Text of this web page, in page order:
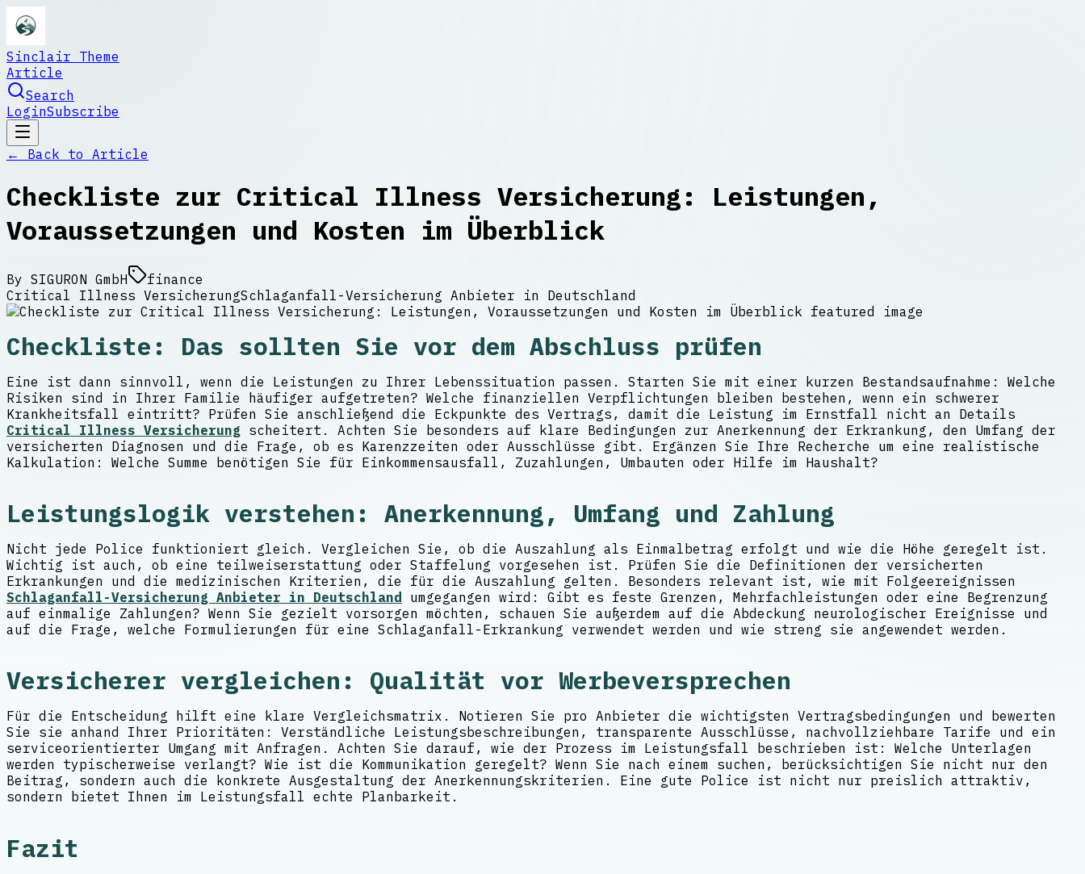
Sinclair Theme
Article
Search
LoginSubscribe
← Back to Article
Checkliste zur Critical Illness Versicherung: Leistungen,
Voraussetzungen und Kosten im Überblick
By SIGURON GmbH
finance
Critical Illness VersicherungSchlaganfall-Versicherung Anbieter in Deutschland
Checkliste: Das sollten Sie vor dem Abschluss prüfen
Eine ist dann sinnvoll, wenn die Leistungen zu Ihrer Lebenssituation passen. Starten Sie mit einer kurzen Bestandsaufnahme: Welche
Risiken sind in Ihrer Familie häufiger aufgetreten? Welche finanziellen Verpflichtungen bleiben bestehen, wenn ein schwerer
Krankheitsfall eintritt? Prüfen Sie anschließend die Eckpunkte des Vertrags, damit die Leistung im Ernstfall nicht an Details
Critical Illness Versicherung scheitert. Achten Sie besonders auf klare Bedingungen zur Anerkennung der Erkrankung, den Umfang der
versicherten Diagnosen und die Frage, ob es Karenzzeiten oder Ausschlüsse gibt. Ergänzen Sie Ihre Recherche um eine realistische
Kalkulation: Welche Summe benötigen Sie für Einkommensausfall, Zuzahlungen, Umbauten oder Hilfe im Haushalt?
Leistungslogik verstehen: Anerkennung, Umfang und Zahlung
Nicht jede Police funktioniert gleich. Vergleichen Sie, ob die Auszahlung als Einmalbetrag erfolgt und wie die Höhe geregelt ist.
Wichtig ist auch, ob eine teilweiserstattung oder Staffelung vorgesehen ist. Prüfen Sie die Definitionen der versicherten
Erkrankungen und die medizinischen Kriterien, die für die Auszahlung gelten. Besonders relevant ist, wie mit Folgeereignissen
Schlaganfall-Versicherung Anbieter in Deutschland
umgegangen wird: Gibt es feste Grenzen, Mehrfachleistungen oder eine Begrenzung
auf einmalige Zahlungen? Wenn Sie gezielt vorsorgen möchten, schauen Sie außerdem auf die Abdeckung neurologischer Ereignisse und
auf die Frage, welche Formulierungen für eine Schlaganfall-Erkrankung verwendet werden und wie streng sie angewendet werden.
Versicherer vergleichen: Qualität vor Werbeversprechen
Für die Entscheidung hilft eine klare Vergleichsmatrix. Notieren Sie pro Anbieter die wichtigsten Vertragsbedingungen und bewerten
Sie sie anhand Ihrer Prioritäten: Verständliche Leistungsbeschreibungen, transparente Ausschlüsse, nachvollziehbare Tarife und ein
serviceorientierter Umgang mit Anfragen. Achten Sie darauf, wie der Prozess im Leistungsfall beschrieben ist: Welche Unterlagen
werden typischerweise verlangt? Wie ist die Kommunikation geregelt? Wenn Sie nach einem suchen, berücksichtigen Sie nicht nur den
Beitrag, sondern auch die konkrete Ausgestaltung der Anerkennungskriterien. Eine gute Police ist nicht nur preislich attraktiv,
sondern bietet Ihnen im Leistungsfall echte Planbarkeit.
Fazit